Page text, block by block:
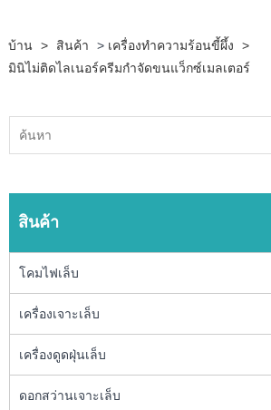
บ้าน > สินค้า > เครื่องทำความร้อนขี้ผึ้ง
>
มินิไม่ติดไลเนอร์ครีมกำจัดขนแว็กซ์เมลเตอร์
สินค้า
โคมไฟเล็บ
เครื่องเจาะเล็บ
เครื่องดูดฝุ่นเล็บ
ดอกสว่านเจาะเล็บ